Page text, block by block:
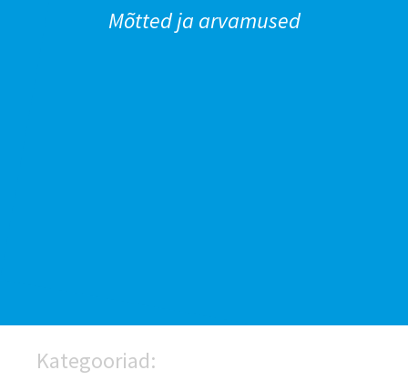
Mõtted ja arvamused
Kategooriad: